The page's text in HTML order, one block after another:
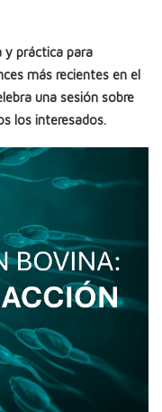
y práctica para
más recientes en el
una sesión sobre
los interesados.